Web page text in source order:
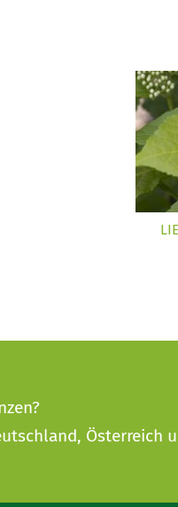
Österreich